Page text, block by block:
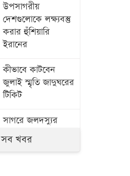
উপসাগরীয়
দেশগুলোকে লক্ষ্যবস্তু
করার হুঁশিয়ারি
ইরানের
কীভাবে কাটবেন
জুলাই স্মৃতি জাদুঘরের
টিকিট
সাগরে জলদস্যুর
হামলায় ১২ জেলে
আহত
সব খবর